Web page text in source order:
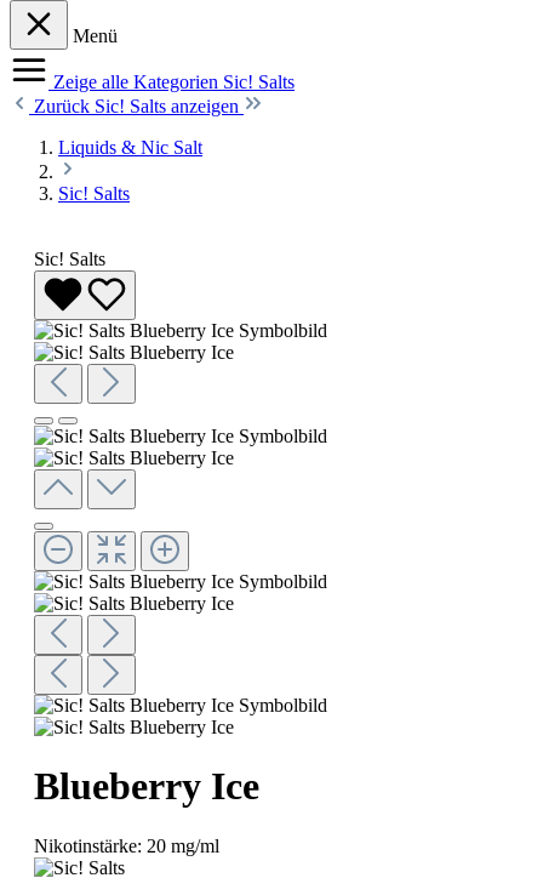
Menü
Zeige alle Kategorien Sic! Salts
Zurück Sic! Salts anzeigen
Liquids & Nic Salt
Sic! Salts
Sic! Salts
Blueberry Ice
Nikotinstärke: 20 mg/ml